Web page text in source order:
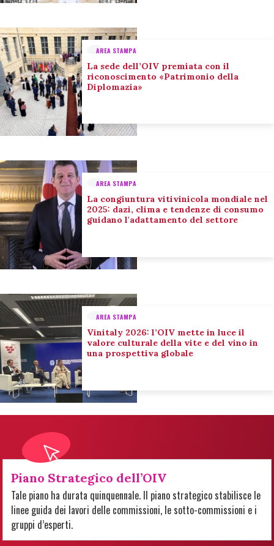
AREA STAMPA
La sede dell’OIV premiata con il
riconoscimento «Patrimonio della
Diplomazia»
AREA STAMPA
La congiuntura vitivinicola mondiale nel
2025: dazi, clima e tendenze di consumo
guidano l'adattamento del settore
AREA STAMPA
Vinitaly 2026: l’OIV mette in luce il
valore culturale della vite e del vino in
una prospettiva globale
Piano Strategico dell’OIV
Tale piano ha durata quinquennale. Il piano strategico stabilisce le
linee guida dei lavori delle commissioni, le sotto-commissioni e i
gruppi d’esperti.